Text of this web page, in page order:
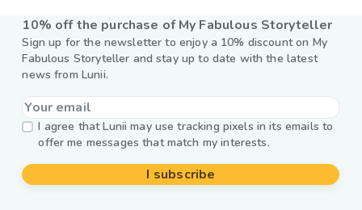
10% off the purchase of My Fabulous Storyteller
Sign up for the newsletter to enjoy a 10% discount on My
Fabulous Storyteller and stay up to date with the latest
news from Lunii.
I agree that Lunii may use tracking pixels in its emails to
offer me messages that match my interests.
I subscribe